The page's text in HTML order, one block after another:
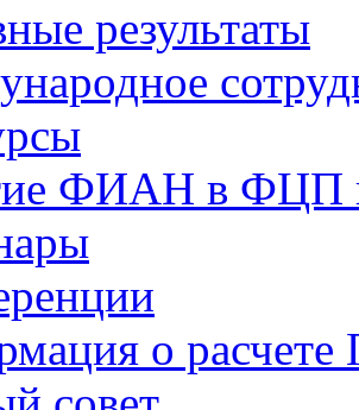
результаты
ФИАН в ФЦП
о